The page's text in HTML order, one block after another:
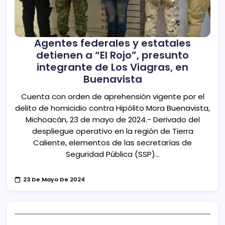
Agentes federales y estatales
detienen a “El Rojo”, presunto
integrante de Los Viagras, en
Buenavista
Cuenta con orden de aprehensión vigente por el
delito de homicidio contra Hipólito Mora Buenavista,
Michoacán, 23 de mayo de 2024.- Derivado del
despliegue operativo en la región de Tierra
Caliente, elementos de las secretarías de
Seguridad Pública (SSP)…
23 De Mayo De 2024